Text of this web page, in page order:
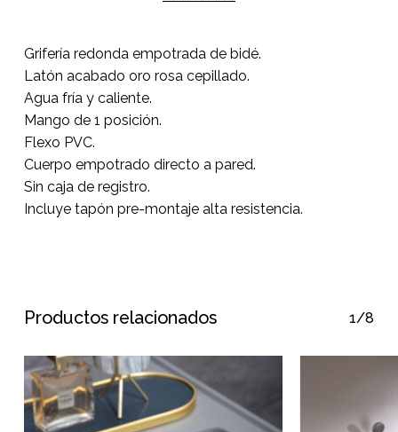
No hay productos en el
carrito.
Go To Shop
Grifería redonda empotrada de bidé.
Latón acabado oro rosa cepillado.
Agua fría y caliente.
Mango de 1 posición.
Flexo PVC.
Cuerpo empotrado directo a pared.
Sin caja de registro.
Incluye tapón pre-montaje alta resistencia.
Productos relacionados 1/8